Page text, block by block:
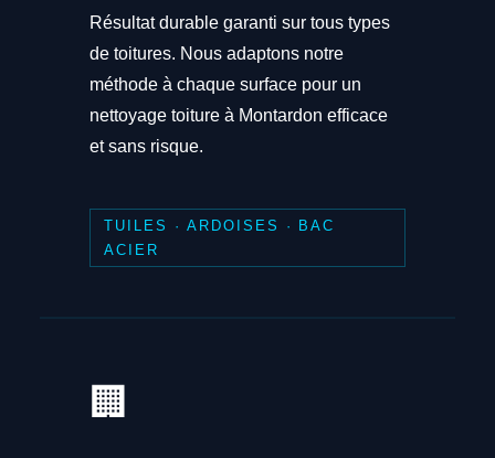
Résultat durable garanti sur tous types
de toitures. Nous adaptons notre
méthode à chaque surface pour un
nettoyage toiture à Montardon efficace
et sans risque.
TUILES · ARDOISES · BAC
ACIER
🏢